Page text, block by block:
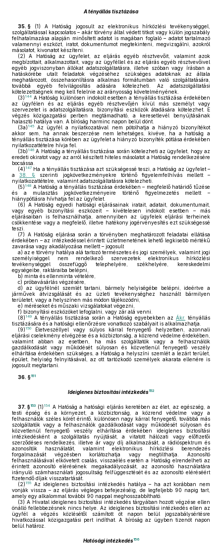
A tényállás tisztázása
35. § (1) A Hatóság jogosult az elektronikus hírközlési tevékenységgel,
szolgáltatással kapcsolatos – akár törvény által védett titkot vagy külön jogszabály
felhatalmazása alapján minősített adatot is magában foglaló – adatot tartalmazó
valamennyi eszközt, iratot, dokumentumot megtekinteni, megvizsgálni, azokról
másolatot, kivonatot készíteni.
(2) A Hatóság az ügyfelet, az eljárás egyéb résztvevőit, valamint azok
megbízottait, alkalmazottait, vagy az ügyféllel és az eljárás egyéb résztvevőivel
egyéb jogviszonyban állókat adatszolgáltatásra, illetve szóban vagy írásban a
hatáskörébe utalt feladatok végzéséhez szükséges adatoknak az általa
meghatározott, összehasonlításra alkalmas formátumban való szolgáltatására,
továbbá egyéb felvilágosítás adására kötelezheti. Az adatszolgáltatási
kötelezettségnek meg kell felelnie az arányosság követelményének.
(3) 144 A Hatóság különösen indokolt esetben a tényállás tisztázása érdekében
az ügyfélen és az eljárás egyéb résztvevőjén kívül más személyt vagy
szervezetet is adatszolgáltatásra, bizonyítási eszközök átadására kötelezhet. E
végzés közigazgatási perben megtámadható, a keresetlevél benyújtásának
halasztó hatálya van. A bíróság harminc napon belül dönt.
(3a) 145
Az ügyfél a nyilatkozatával nem pótolhatja a hiányzó bizonyítékot
akkor sem, ha annak beszerzése nem lehetséges, kivéve, ha a hatóság a
tényállás tisztázása körében az ügyfelet a hiányzó bizonyíték pótlása érdekében
nyilatkozattételre hívja fel.
(3b) 146 A Hatóság a tényállás tisztázása során kötelezheti az ügyfelet, hogy az
eredeti okiratot vagy az arról készített hiteles másolatot a Hatóság rendelkezésére
bocsássa.
(4) 147 Ha a tényállás tisztázása azt szükségessé teszi, a Hatóság az ügyfelet –
a38. §
szerinti jogkövetkezményekre történő figyelemfelhívás mellett –
nyilatkozattételre, valamint adatszolgáltatásra kötelezheti.
(5) 148 A Hatóság a tényállás tisztázása érdekében – megfelelő határidő tűzése
és a mulasztás jogkövetkezményeire történő figyelmezetés mellett –
hiánypótlásra hívhatja fel az ügyfelet.
(6) A Hatóság egyedi hatósági eljárásainak iratait, adatait, dokumentumait,
vagy egyéb bizonyítási eszközeit – kivételesen indokolt esetben – más
eljárásaiban is felhasználhatja, amennyiben az ügyfelek eljárási terheinek
csökkentése vagy a megfelelő, illetve hatékony jogérvényesítés ezt szükségessé
teszi.
(7) A Hatóság eljárása során a törvényben meghatározott feladatai ellátása
érdekében – az intézkedéssel érintett üzletmenetének lehető legkisebb mértékű
zavarása vagy akadályozása mellett – jogosult
a) az e törvény hatálya alá tartozó természetes és jogi személyek, valamint jogi
személyiséggel nem rendelkező szervezetek elektronikus hírközlési
tevékenységgel összefüggő telephelyére, székhelyére, kereskedelmi
egységeibe, raktáraiba belépni,
b) minta és ellenminta vételére,
c) próbavásárlás végzésére,
d) az ügyfélnél szemlét tartani, bármely helyiségébe belépni, ideértve a
járművek átvizsgálását és az üzleti tevékenységhez használt bármilyen
területet, vagy a helyszínen más módon tájékozódni,
e) méréseket és műszaki vizsgálatokat végezni,
f) bizonyítási eszközöket lefoglalni, vagy zár alá venni.
(8) 149 A tényállás tisztázása során a Hatóság egyebekben az Ákr. tényállás
tisztázására és a hatósági ellenőrzésre vonatkozó szabályait is alkalmazhatja.
(9) 150
Életveszéllyel vagy súlyos kárral fenyegető helyzetben, azonnali
eljárási cselekmény elvégzése és a közbiztonság, a közrend védelme érdekében,
valamint abban az esetben, ha más szolgáltatók vagy a felhasználók
gazdálkodását vagy működését súlyosan és közvetlenül fenyegető veszély
elhárítása érdekében szükséges, a Hatóság a helyszíni szemlét a lezárt terület,
épület, helyiség felnyitásával, az ott tartózkodó személyek akarata ellenére is
jogosult megtartani.
36. §151
Ideiglenes biztosítási intézkedés152
37. §153 (1) 154 A Hatóság a hatósági eljárás keretében az élet, az egészség, a
testi épség és a környezet, a közbiztonság, a közrend védelme vagy a
felhasználók széles körét érintő, különösen nagy kárral fenyegető, továbbá más
szolgáltatók vagy a felhasználók gazdálkodását vagy működését súlyosan és
közvetlenül fenyegető veszély elhárítása érdekében ideiglenes biztosítási
intézkedésként a szolgáltatás nyújtását, a vitatott hálózati vagy előfizetői
szerződéses rendelkezés, illetve ár vagy díj alkalmazását, a rádióspektrum és
azonosítók használatát, valamint elektronikus hírközlési berendezés
forgalmazását végzésben korlátozhatja vagy megtilthatja. Azonosító
felhasználásával elkövetett csalás, visszaélés esetén a Hatóság elrendelheti az
érintett azonosító elérésének megakadályozását, az azonosító használatára
irányuló számhasználati jogosultság felfüggesztését és az azonosító eléréséért
fizetendő díjak visszatartását.
(2) 155
Az ideiglenes biztosítási intézkedés hatálya – ha azt korábban nem
vonják vissza – az eljárás végleges befejezéséig, de legfeljebb 90 napig tart,
amely egy alkalommal további 90 nappal meghosszabbítható.
(3) A Hivatal ideiglenes biztosítási intézkedés tárgyában hozott végzése ellen
önálló fellebbezésnek nincs helye. Az ideiglenes biztosítási intézkedés ellen az
ügyfél a végzés közlésétől számított öt napon belül jogszabálysértésre
hivatkozással közigazgatási pert indíthat. A bíróság az ügyben tizenöt napon
belül határoz.
Hatósági intézkedés156